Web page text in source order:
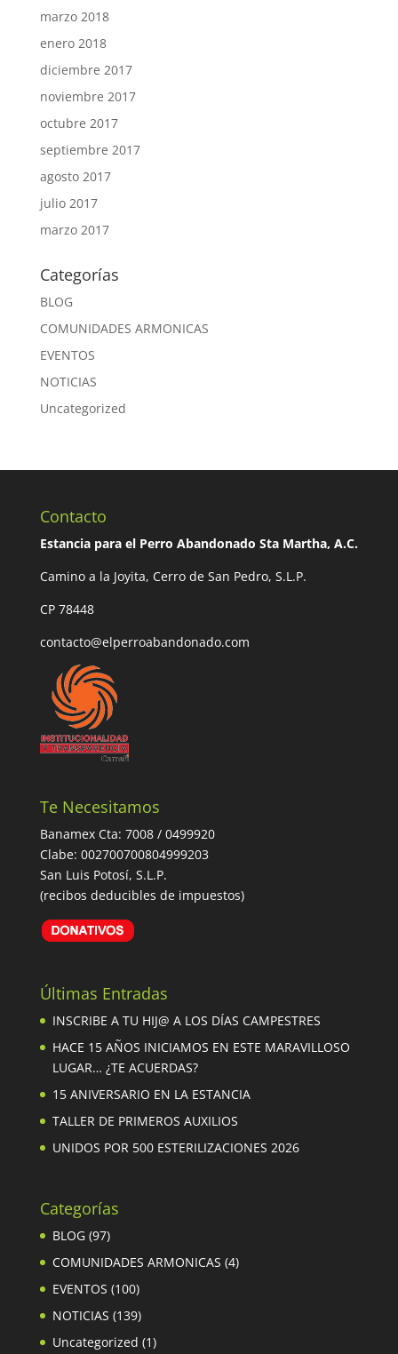
marzo 2018
enero 2018
diciembre 2017
noviembre 2017
octubre 2017
septiembre 2017
agosto 2017
julio 2017
marzo 2017
Categorías
BLOG
COMUNIDADES ARMONICAS
EVENTOS
NOTICIAS
Uncategorized
Contacto
Estancia para el Perro Abandonado Sta Martha, A.C.
Camino a la Joyita, Cerro de San Pedro, S.L.P.
CP 78448
contacto@elperroabandonado.com
Te Necesitamos
Banamex Cta: 7008 / 0499920
Clabe: 002700700804999203
San Luis Potosí, S.L.P.
(recibos deducibles de impuestos)
Últimas Entradas
INSCRIBE A TU HIJ@ A LOS DÍAS CAMPESTRES
HACE 15 AÑOS INICIAMOS EN ESTE MARAVILLOSO
LUGAR… ¿TE ACUERDAS?
15 ANIVERSARIO EN LA ESTANCIA
TALLER DE PRIMEROS AUXILIOS
UNIDOS POR 500 ESTERILIZACIONES 2026
Categorías
BLOG(97)
COMUNIDADES ARMONICAS (4)
EVENTOS (100)
NOTICIAS (139)
Uncategorized (1)